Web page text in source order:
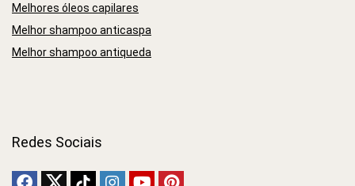
Melhores óleos capilares
Melhor shampoo anticaspa
Melhor shampoo antiqueda
Redes Sociais